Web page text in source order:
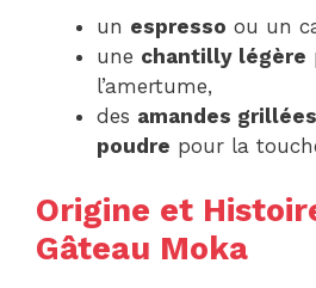
un espresso ou un
une chantilly légère
l’amertume,
des amandes grillées
poudre pour la
Origine et
Gâteau Moka